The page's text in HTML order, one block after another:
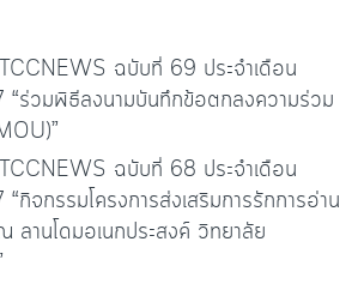
ฉบับที่ 69 ประจำเดือน
ร่วมพิธีลงนามบันทึกข้อตกลงความร่วม
ฉบับที่ 68 ประจำเดือน
จกรรมโครงการส่งเสริมการรักการอ่าน
ลานโดมอเนกประสงค์ วิทยาลัย